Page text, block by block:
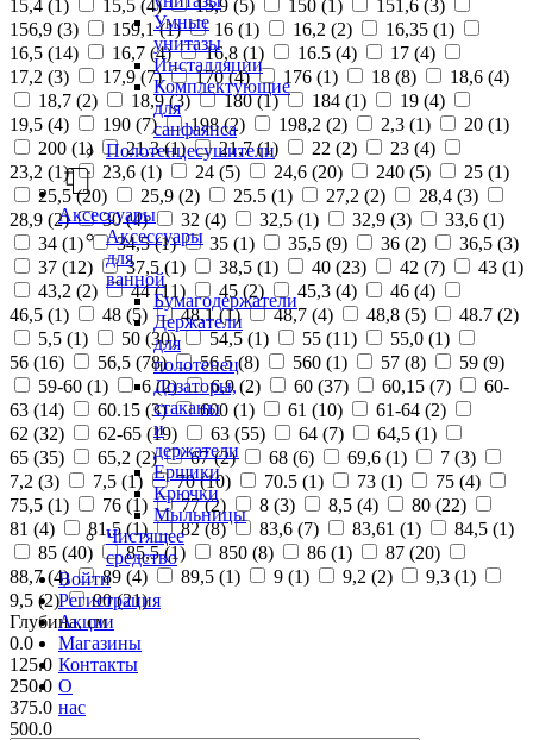
Умные
унитазы
Инсталляции
Комплектующие
для
санфаянса
Полотенцесушители
Аксессуары
Аксессуары
для
ванной
Бумагодержатели
Держатели
для
полотенец
Дозаторы,
стаканы
и
держатели
Ершики
Крючки
Мыльницы
Чистящее
средство
Войти
Регистрация
Акции
Магазины
Контакты
О
нас
15,4 (1 ) 15,5 (4) 15,9 (5) 150 (1 ) 151,6 (3)
156,9 (3) 159,1 (1) 16 (1) 16,2 (2) 16,35 (1)
16,5 (14) 16,7 (4) 16,8 (1) 16.5 (4) 17 (4)
17,2 (3) 17,9 (7) 170 (4) 176 (1) 18 (8) 18,6 (4)
18,7 (2) 18,9 (3) 180 (1) 184 (1) 19 (4)
19,5 (4) 190 (7) 198 (2) 198,2 (2) 2,3 (1) 20 (1)
200 (1) 21,3 (1) 21,7 (1) 22 (2) 23 (4)
23,2 (1) 23,6 (1) 24 (5) 24,6 (20) 240 (5) 25 (1)
25,5 (20) 25,9 (2) 25.5 (1) 27,2 (2) 28,4 (3)
28,9 (2) 30 (4) 32 (4) 32,5 (1) 32,9 (3) 33,6 (1)
34 (1) 34,5 (1) 35 (1) 35,5 (9) 36 (2) 36,5 (3)
37 (12) 37,5 (1) 38,5 (1) 40 (23) 42 (7) 43 (1)
43,2 (2) 44 (11) 45 (2) 45,3 (4) 46 (4)
46,5 (1) 48 (5) 48,1 (1) 48,7 (4) 48,8 (5) 48.7 (2)
5,5 (1) 50 (30) 54,5 (1) 55 (11) 55,0 (1)
56 (16) 56,5 (78) 56.5 (8) 560 (1) 57 (8) 59 (9)
59-60 (1) 6 (2) 6,9 (2) 60 (37) 60,15 (7)
60-
63 (14) 60.15 (3) 600 (1) 61 (10) 61-64 (2)
62 (32) 62-65 (19) 63 (55) 64 (7) 64,5 (1)
65 (35) 65,2 (2) 67 (2) 68 (6) 69,6 (1) 7 (3)
7,2 (3) 7,5 (1) 70 (10) 70.5 (1) 73 (1) 75 (4)
75,5 (1) 76 (1) 77 (2) 8 (3) 8,5 (4) 80 (22)
81 (4) 81,5 (1) 82 (8) 83,6 (7) 83,61 (1) 84,5 (1)
85 (40) 85,5 (1) 850 (8) 86 (1) 87 (20)
88,7 (4) 89 (4) 89,5 (1) 9 (1) 9,2 (2) 9,3 (1)
9,5 (2) 90 (21)
Глубина, см
0.0
125.0
250.0
375.0
500.0